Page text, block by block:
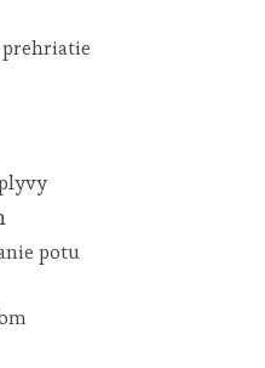
potu